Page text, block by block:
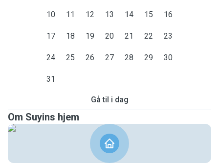
10 11 12 13 14 15 16
17 18 19 20 21 22 23
24 25 26 27 28 29 30
31
Gå til i dag
Om Suyins hjem